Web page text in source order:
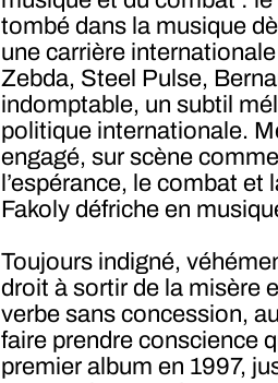
tombé dans la musique
une carrière
Zebda, Steel Pulse,
indomptable, un subtil
politique internationale.
engagé, sur scène
l’espérance, le combat
Fakoly défriche en
Toujours indigné,
droit à sortir de la misère
verbe sans concession,
faire prendre conscience
premier album en 1997,